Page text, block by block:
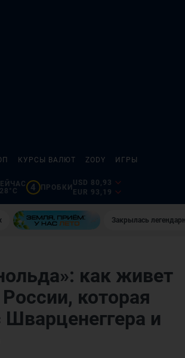
КУРСЫ ВАЛЮТ ZODY ИГРЫ
4 ПРОБКИ
USD 80,93
EUR 93,19
Закрылась
как живет
которая
Шварценеггера и